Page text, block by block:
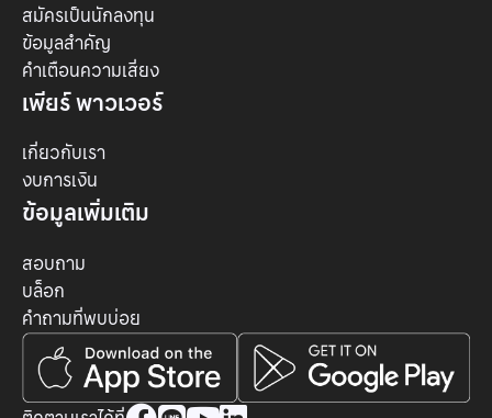
สมัครเป็นนักลงทุน
ข้อมูลสำคัญ
คำเตือนความเสี่ยง
เพียร์ พาวเวอร์
เกี่ยวกับเรา
งบการเงิน
ข้อมูลเพิ่มเติม
สอบถาม
บล็อก
คำถามที่พบบ่อย